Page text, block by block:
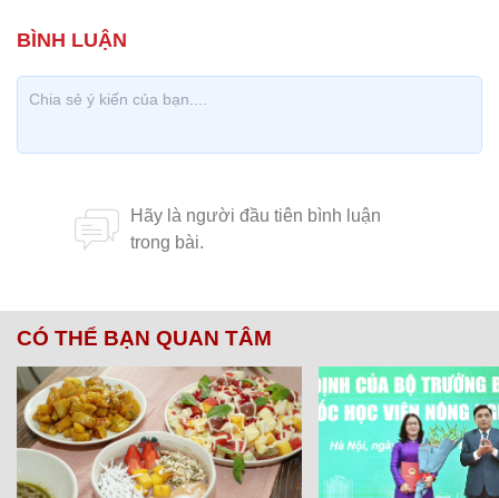
CÓ THỂ BẠN QUAN TÂM